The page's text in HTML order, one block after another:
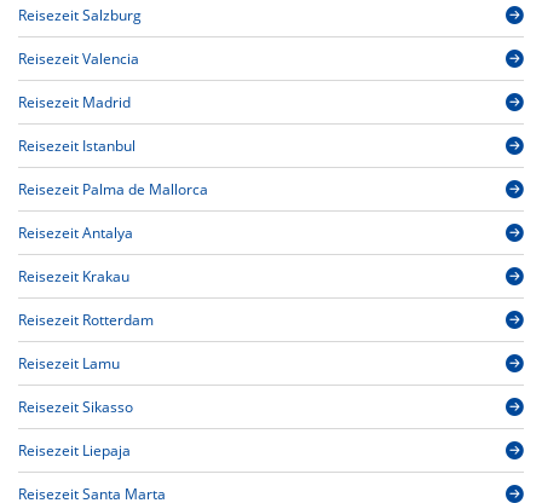
Reisezeit Salzburg
Reisezeit Valencia
Reisezeit Madrid
Reisezeit Istanbul
Reisezeit Palma de Mallorca
Reisezeit Antalya
Reisezeit Krakau
Reisezeit Rotterdam
Reisezeit Lamu
Reisezeit Sikasso
Reisezeit Liepaja
Reisezeit Santa Marta